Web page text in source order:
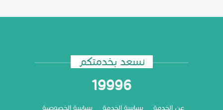
نسعد بخدمتكم
19996
عن الخدمة سياسة الخدمة سياسة الخصوصية